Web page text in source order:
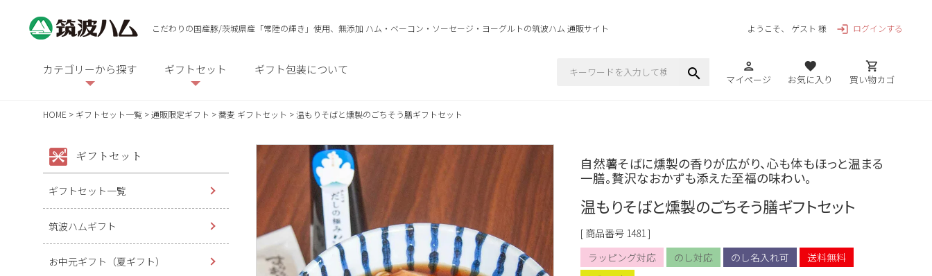
こだわりの国産豚/茨城県産「常陸の輝き」使用、無添加 ハム・ベーコン・ソーセージ・ヨーグルトの筑波ハム 通販サイト ようこそ、 ゲスト 様 login ログインする
カテゴリーから探す ギフトセット ギフト包装について search person
マイページ
favorite
お気に入り
shopping_cart
買い物カゴ
HOME ギフトセット一覧 通販限定ギフト 蕎麦 ギフトセット 温もりそばと燻製のごちそう膳ギフトセット
ギフトセット
ギフトセット一覧
筑波ハムギフト
お中元ギフト（夏ギフト）
自然薯そばに燻製の香りが広がり、心も体もほっと温まる
一膳。贅沢なおかずも添えた至福の味わい。
温もりそばと燻製のごちそう膳ギフトセット
商品番号 1481
ラッピング対応
のし対応 のし名入れ可
送料無料